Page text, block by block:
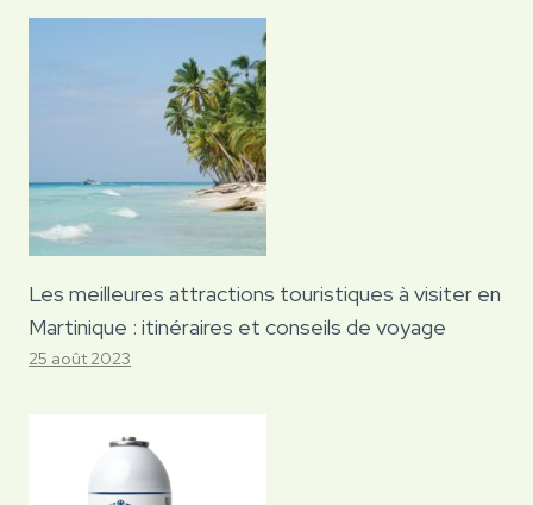
Les meilleures attractions touristiques à visiter en
Martinique : itinéraires et conseils de voyage
25 août 2023